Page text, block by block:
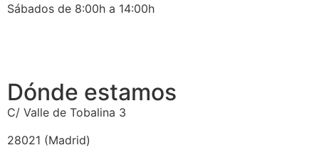
Sábados de 8:00h a 14:00h
Dónde estamos
C/ Valle de Tobalina 3
28021 (Madrid)